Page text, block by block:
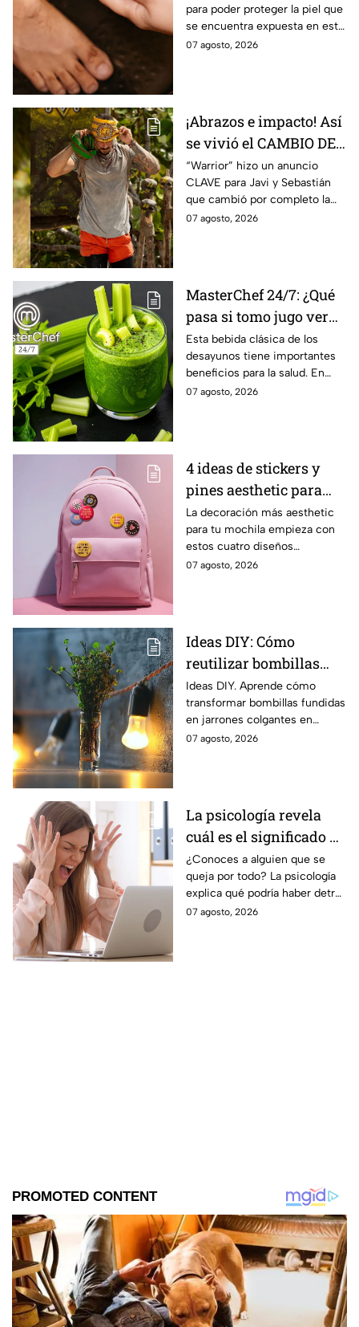
oliva
para poder proteger la piel que
se encuentra expuesta en esta
época.
07 agosto, 2026
¡Abrazos e impacto! Así
se vivió el CAMBIO DE
LÍDER en las tribus de
Survivor México La
Reliquia en Llamas
“Warrior” hizo un anuncio
CLAVE para Javi y Sebastián
que cambió por completo la
dinámica de la competencia
07 agosto, 2026
MasterChef 24/7: ¿Qué
pasa si tomo jugo verde
todos los días?
Esta bebida clásica de los
desayunos tiene importantes
beneficios para la salud. En
MasterChef 24/7 te los
07 agosto, 2026
4 ideas de stickers y
pines aesthetic para
decorar la mochila
antes del regreso a
clases
La decoración más aesthetic
para tu mochila empieza con
estos cuatro diseños
irresistibles. Conoce el paso a
07 agosto, 2026
Ideas DIY: Cómo
reutilizar bombillas
fundidas y alambre
galvanizado para hacer
jarrones en miniatura
Ideas DIY. Aprende cómo
transformar bombillas fundidas
en jarrones colgantes en
miniatura.
07 agosto, 2026
La psicología revela
cuál es el significado de
que las personas se
quejen de todo
¿Conoces a alguien que se
queja por todo? La psicología
explica qué podría haber detrás
de ese comportamiento
07 agosto, 2026